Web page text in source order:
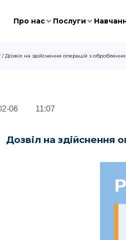
Про нас Послуги
/Дозвіл на здійснення операцій з
06 11:07
Дозвіл на здійснення